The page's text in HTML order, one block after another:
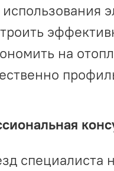
использования
на
специалиста